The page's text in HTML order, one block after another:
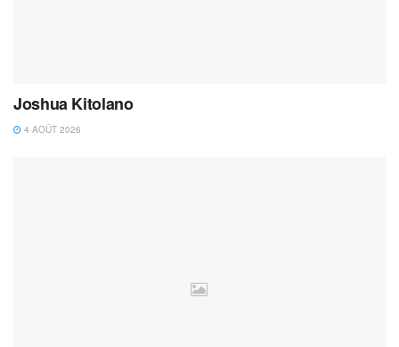
Joshua Kitolano
4 AOÛT 2026